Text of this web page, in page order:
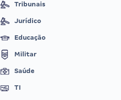
Tribunais
Jurídico
Educação
Militar
Saúde
TI